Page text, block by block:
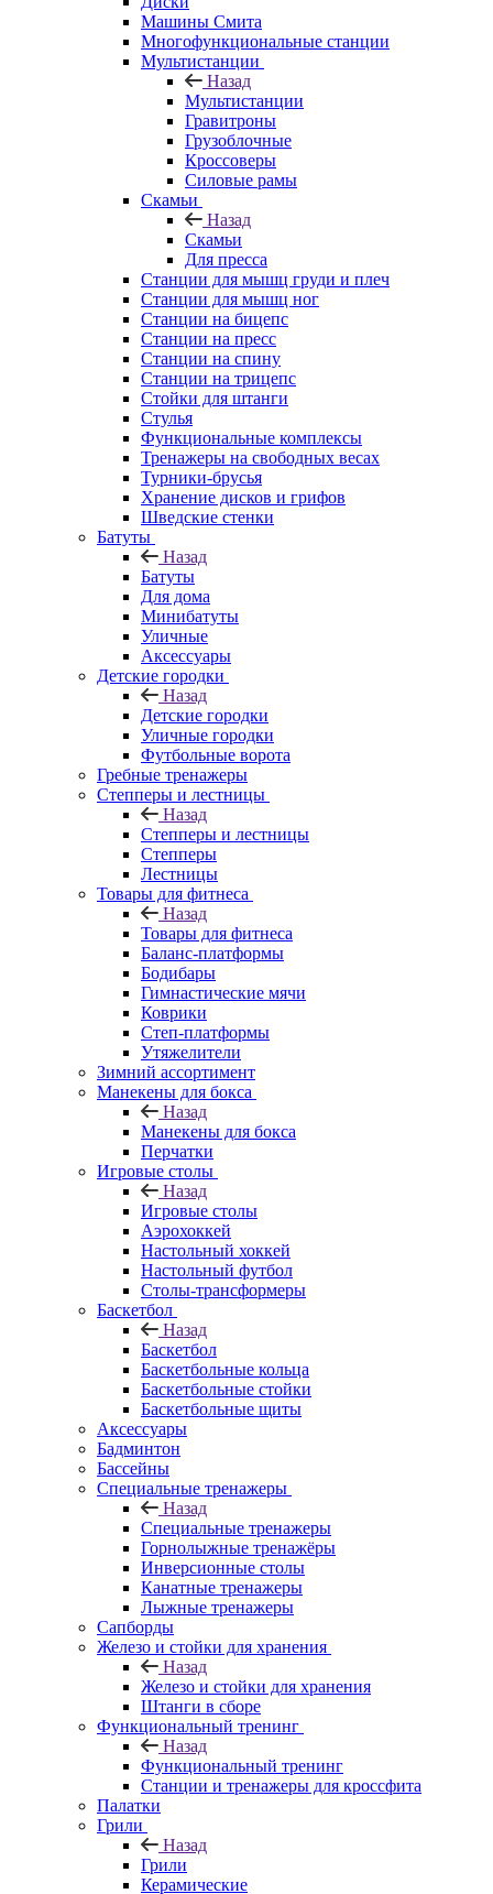
Машины Смита
Многофункциональные станции
Мультистанции
Назад
Мультистанции
Гравитроны
Грузоблочные
Кроссоверы
Силовые рамы
Скамьи
Назад
Скамьи
Для пресса
Станции для мышц груди и плеч
Станции для мышц ног
Станции на бицепс
Станции на пресс
Станции на спину
Станции на трицепс
Стойки для штанги
Стулья
Функциональные комплексы
Тренажеры на свободных весах
Турники-брусья
Хранение дисков и грифов
Шведские стенки
Батуты
Назад
Батуты
Для дома
Минибатуты
Уличные
Аксессуары
Детские городки
Назад
Детские городки
Уличные городки
Футбольные ворота
Гребные тренажеры
Степперы и лестницы
Назад
Степперы и лестницы
Степперы
Лестницы
Товары для фитнеса
Назад
Товары для фитнеса
Баланс-платформы
Бодибары
Гимнастические мячи
Коврики
Степ-платформы
Утяжелители
Зимний ассортимент
Манекены для бокса
Назад
Манекены для бокса
Перчатки
Игровые столы
Назад
Игровые столы
Аэрохоккей
Настольный хоккей
Настольный футбол
Столы-трансформеры
Баскетбол
Назад
Баскетбол
Баскетбольные кольца
Баскетбольные стойки
Баскетбольные щиты
Аксессуары
Бадминтон
Бассейны
Специальные тренажеры
Назад
Специальные тренажеры
Горнолыжные тренажёры
Инверсионные столы
Канатные тренажеры
Лыжные тренажеры
Сапборды
Железо и стойки для хранения
Назад
Железо и стойки для хранения
Штанги в сборе
Функциональный тренинг
Назад
Функциональный тренинг
Станции и тренажеры для кроссфита
Палатки
Грили
Назад
Грили
Керамические